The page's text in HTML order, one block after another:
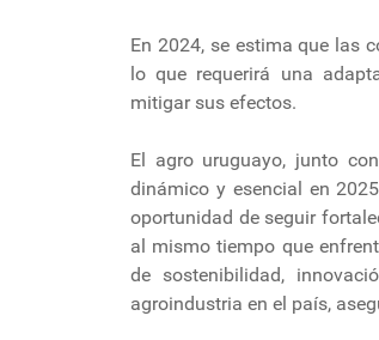
En 2024, se estima que las
lo que requerirá una
mitigar sus efectos.
El agro uruguayo, junto
dinámico y esencial en
oportunidad de seguir
al mismo tiempo que
de sostenibilidad,
agroindustria en el país,